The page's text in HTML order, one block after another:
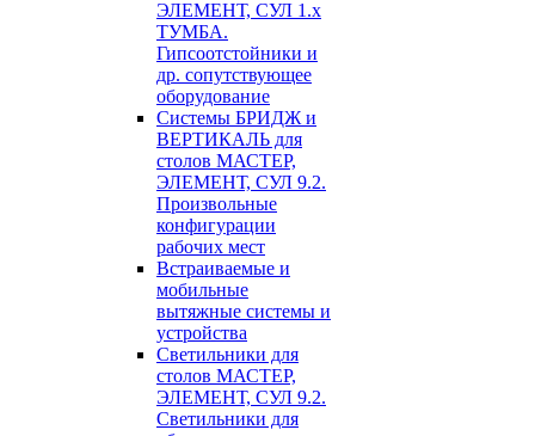
ЭЛЕМЕНТ, СУЛ 1.х
ТУМБА.
Гипсоотстойники и
др. сопутствующее
оборудование
Системы БРИДЖ и
ВЕРТИКАЛЬ для
столов МАСТЕР,
ЭЛЕМЕНТ, СУЛ 9.2.
Произвольные
конфигурации
рабочих мест
Встраиваемые и
мобильные
вытяжные системы и
устройства
Светильники для
столов МАСТЕР,
ЭЛЕМЕНТ, СУЛ 9.2.
Светильники для